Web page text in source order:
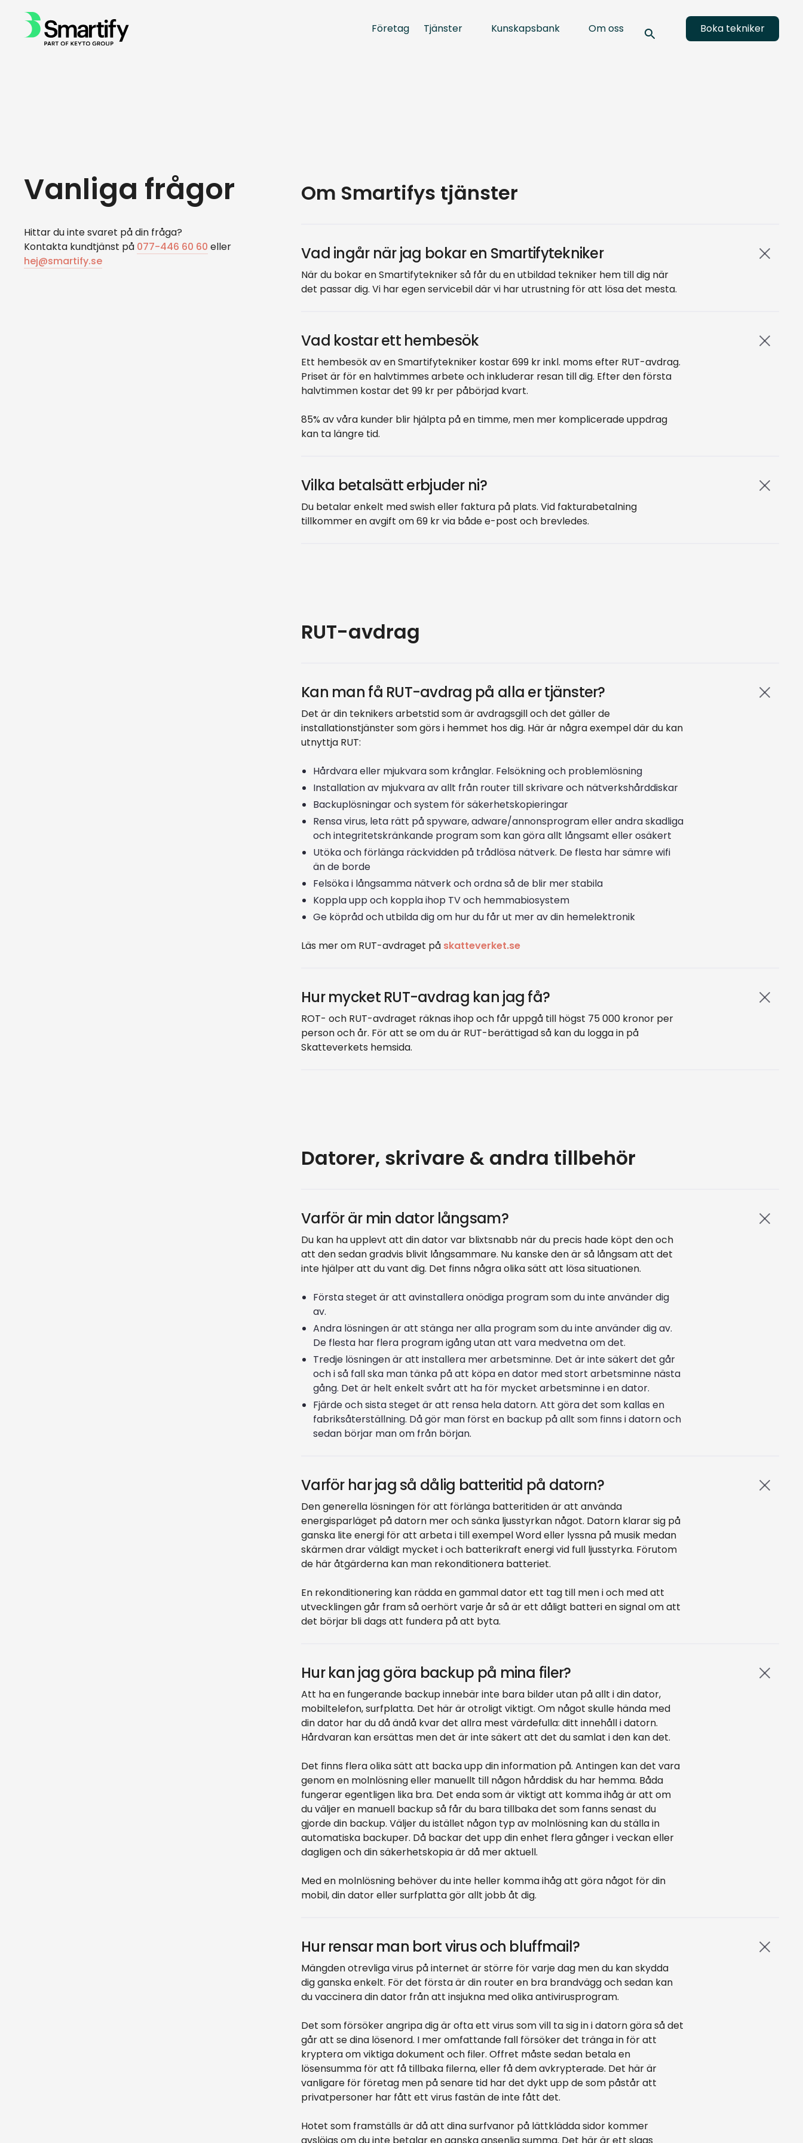
Företag Tjänster Kunskapsbank Om oss Boka tekniker
Vanliga frågor
Hittar du inte svaret på din fråga?
Kontakta kundtjänst på 077-446 60 60 eller
hej@smartify.se
Om Smartifys tjänster
Vad ingår när jag bokar en Smartifytekniker
När du bokar en Smartifytekniker så får du en utbildad tekniker hem till dig när
det passar dig. Vi har egen servicebil där vi har utrustning för att lösa det mesta.
Vad kostar ett hembesök
Ett hembesök av en Smartifytekniker kostar 699 kr inkl. moms efter RUT-avdrag.
Priset är för en halvtimmes arbete och inkluderar resan till dig. Efter den första
halvtimmen kostar det 99 kr per påbörjad kvart.
85% av våra kunder blir hjälpta på en timme, men mer komplicerade uppdrag
kan ta längre tid.
Vilka betalsätt erbjuder ni?
Du betalar enkelt med swish eller faktura på plats. Vid fakturabetalning
tillkommer en avgift om 69 kr via både e-post och brevledes.
RUT-avdrag
Kan man få RUT-avdrag på alla er tjänster?
Det är din teknikers arbetstid som är avdragsgill och det gäller de
installationstjänster som görs i hemmet hos dig. Här är några exempel där du kan
utnyttja RUT:
Hårdvara eller mjukvara som krånglar. Felsökning och problemlösning
Installation av mjukvara av allt från router till skrivare och nätverkshårddiskar
Backuplösningar och system för säkerhetskopieringar
Rensa virus, leta rätt på spyware, adware/annonsprogram eller andra skadliga
och integritetskränkande program som kan göra allt långsamt eller osäkert
Utöka och förlänga räckvidden på trådlösa nätverk. De flesta har sämre wifi
än de borde
Felsöka i långsamma nätverk och ordna så de blir mer stabila
Koppla upp och koppla ihop TV och hemmabiosystem
Ge köpråd och utbilda dig om hur du får ut mer av din hemelektronik
Läs mer om RUT-avdraget på skatteverket.se
Hur mycket RUT-avdrag kan jag få?
ROT- och RUT-avdraget räknas ihop och får uppgå till högst 75 000 kronor per
person och år. För att se om du är RUT-berättigad så kan du logga in på
Skatteverkets hemsida.
Datorer, skrivare & andra tillbehör
Varför är min dator långsam?
Du kan ha upplevt att din dator var blixtsnabb när du precis hade köpt den och
att den sedan gradvis blivit långsammare. Nu kanske den är så långsam att det
inte hjälper att du vant dig. Det finns några olika sätt att lösa situationen.
Första steget är att avinstallera onödiga program som du inte använder dig
av.
Andra lösningen är att stänga ner alla program som du inte använder dig av.
De flesta har flera program igång utan att vara medvetna om det.
Tredje lösningen är att installera mer arbetsminne. Det är inte säkert det går
och i så fall ska man tänka på att köpa en dator med stort arbetsminne nästa
gång. Det är helt enkelt svårt att ha för mycket arbetsminne i en dator.
Fjärde och sista steget är att rensa hela datorn. Att göra det som kallas en
fabriksåterställning. Då gör man först en backup på allt som finns i datorn och
sedan börjar man om från början.
Varför har jag så dålig batteritid på datorn?
Den generella lösningen för att förlänga batteritiden är att använda
energisparläget på datorn mer och sänka ljusstyrkan något. Datorn klarar sig på
ganska lite energi för att arbeta i till exempel Word eller lyssna på musik medan
skärmen drar väldigt mycket i och batterikraft energi vid full ljusstyrka. Förutom
de här åtgärderna kan man rekonditionera batteriet.
En rekonditionering kan rädda en gammal dator ett tag till men i och med att
utvecklingen går fram så oerhört varje år så är ett dåligt batteri en signal om att
det börjar bli dags att fundera på att byta.
Hur kan jag göra backup på mina filer?
Att ha en fungerande backup innebär inte bara bilder utan på allt i din dator,
mobiltelefon, surfplatta. Det här är otroligt viktigt. Om något skulle hända med
din dator har du då ändå kvar det allra mest värdefulla: ditt innehåll i datorn.
Hårdvaran kan ersättas men det är inte säkert att det du samlat i den kan det.
Det finns flera olika sätt att backa upp din information på. Antingen kan det vara
genom en molnlösning eller manuellt till någon hårddisk du har hemma. Båda
fungerar egentligen lika bra. Det enda som är viktigt att komma ihåg är att om
du väljer en manuell backup så får du bara tillbaka det som fanns senast du
gjorde din backup. Väljer du istället någon typ av molnlösning kan du ställa in
automatiska backuper. Då backar det upp din enhet flera gånger i veckan eller
dagligen och din säkerhetskopia är då mer aktuell.
Med en molnlösning behöver du inte heller komma ihåg att göra något för din
mobil, din dator eller surfplatta gör allt jobb åt dig.
Hur rensar man bort virus och bluffmail?
Mängden otrevliga virus på internet är större för varje dag men du kan skydda
dig ganska enkelt. För det första är din router en bra brandvägg och sedan kan
du vaccinera din dator från att insjukna med olika antivirusprogram.
Det som försöker angripa dig är ofta ett virus som vill ta sig in i datorn göra så det
går att se dina lösenord. I mer omfattande fall försöker det tränga in för att
kryptera om viktiga dokument och filer. Offret måste sedan betala en
lösensumma för att få tillbaka filerna, eller få dem avkrypterade. Det här är
vanligare för företag men på senare tid har det dykt upp de som påstår att
privatpersoner har fått ett virus fastän de inte fått det.
Hotet som framställs är då att dina surfvanor på lättklädda sidor kommer